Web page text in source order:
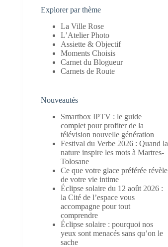
Explorer par thème
La Ville Rose
L’Atelier Photo
Assiette & Objectif
Moments Choisis
Carnet du Blogueur
Carnets de Route
Nouveautés
Smartbox IPTV : le guide
complet pour profiter de la
télévision nouvelle génération
Festival du Verbe 2026 : Quand la
nature inspire les mots à Martres-
Tolosane
Ce que votre glace préférée révèle
de votre vie intime
Éclipse solaire du 12 août 2026 :
la Cité de l’espace vous
accompagne pour tout
comprendre
Éclipse solaire : pourquoi nos
yeux sont menacés sans qu’on le
sache